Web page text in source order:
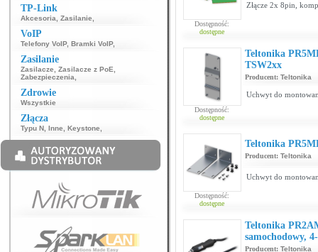
TP-Link
Akcesoria Zasilanie
VoIP
Telefony VoIP, Bramki VoIP,
Zasilanie
Zasilacze Zasilacze z PoE
Zabezpieczenia
Zdrowie
Wszystkie
Złącza
Typu N Inne Keystone
Dostępność:
dostępne
Złącze 2x 8pin,
Dostępność:
dostępne
Teltonika
TSW2xx
Producent: Teltonika
Uchwyt do
Dostępność:
dostępne
Teltonika
Producent: Teltonika
Uchwyt do
Teltonika
samochodowy,
Producent: Teltonika